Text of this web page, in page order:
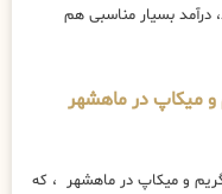
درآمد بسیار مناسبی هم
و میکاپ در ماهشهر
و میکاپ در ماهشهر ، که